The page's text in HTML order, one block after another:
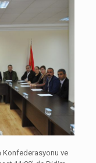
Konfederasyonu ve